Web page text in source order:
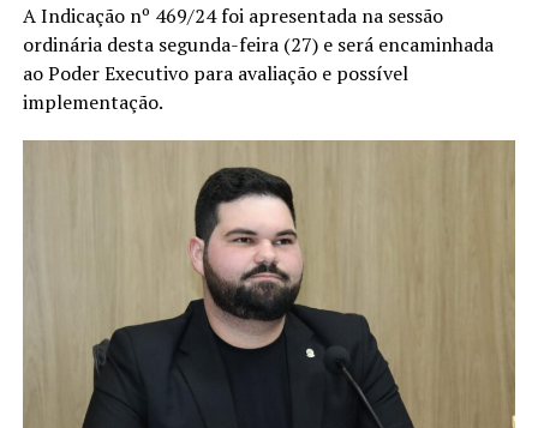
A Indicação nº 469/24 foi apresentada na sessão
ordinária desta segunda-feira (27) e será encaminhada
ao Poder Executivo para avaliação e possível
implementação.